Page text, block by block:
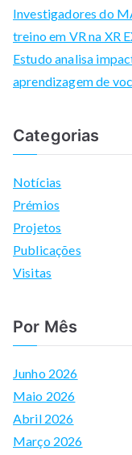
Investigadores do
treino em VR na XR
Estudo analisa
aprendizagem de
Categorias
Notícias
Prémios
Projetos
Publicações
Visitas
Por Mês
Junho 2026
Maio 2026
Abril 2026
Março 2026